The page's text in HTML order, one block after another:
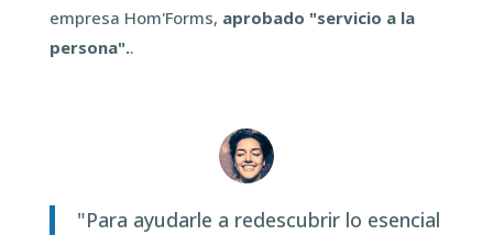
empresa Hom'Forms, aprobado "servicio a la
persona"..
"Para ayudarle a redescubrir lo esencial